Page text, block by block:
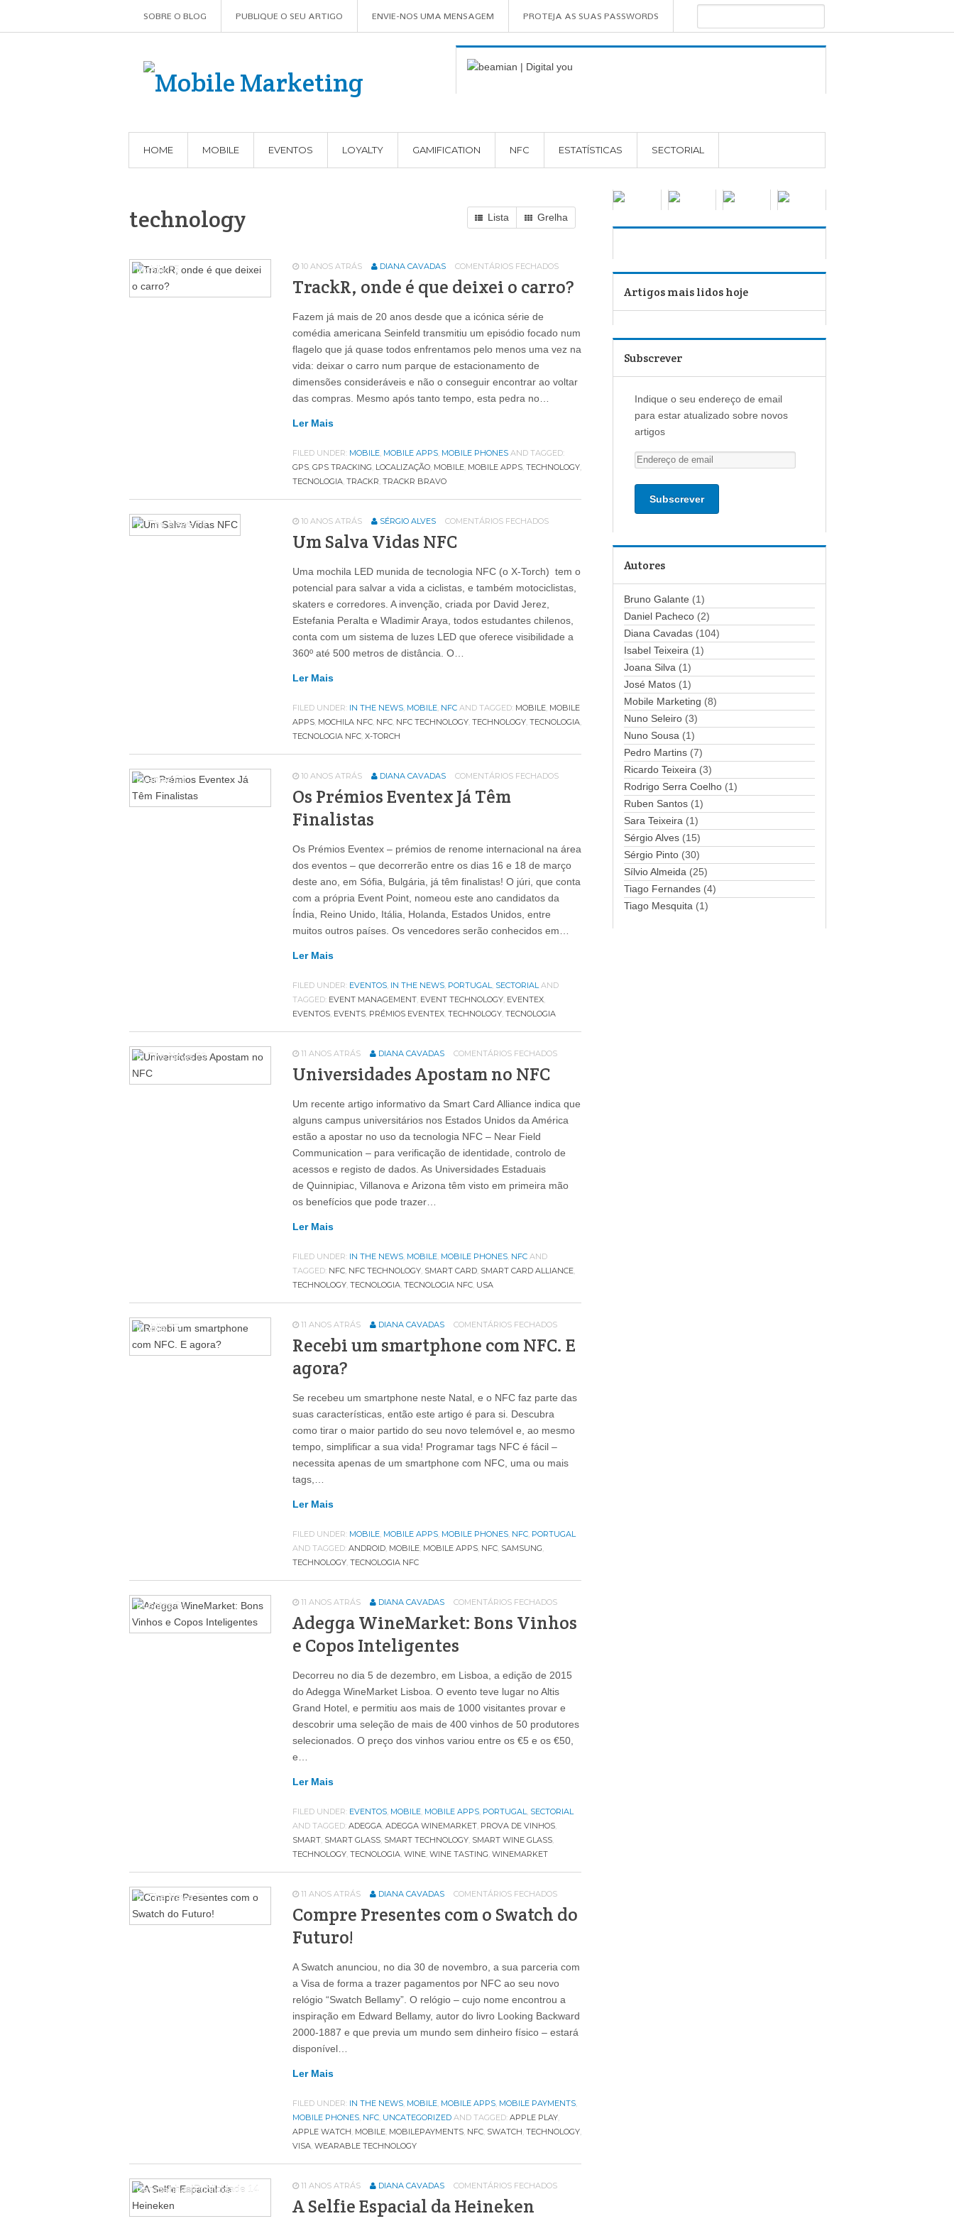
SOBRE O BLOG PUBLIQUE O SEU ARTIGO ENVIE-NOS UMA MENSAGEM PROTEJA AS SUAS PASSWORDS
HOME MOBILE EVENTOS LOYALTY GAMIFICATION NFC ESTATÍSTICAS SECTORIAL
technology Lista Grelha
Mobile 75 10 ANOS ATRÁS DIANA CAVADAS COMENTÁRIOS FECHADOS
TrackR, onde é que deixei o carro?
Fazem já mais de 20 anos desde que a icónica série de
comédia americana Seinfeld transmitiu um episódio focado num
flagelo que já quase todos enfrentamos pelo menos uma vez na
vida: deixar o carro num parque de estacionamento de
dimensões consideráveis e não o conseguir encontrar ao voltar
das compras. Mesmo após tanto tempo, esta pedra no…
Ler Mais
FILED UNDER: MOBILE, MOBILE APPS, MOBILE PHONES AND TAGGED:
GPS, GPS TRACKING, LOCALIZAÇÃO, MOBILE, MOBILE APPS, TECHNOLOGY,
TECNOLOGIA, TRACKR, TRACKR BRAVO
In The News79 10 ANOS ATRÁS SÉRGIO ALVES COMENTÁRIOS FECHADOS
Um Salva Vidas NFC
Uma mochila LED munida de tecnologia NFC (o X-Torch) tem o
potencial para salvar a vida a ciclistas, e também motociclistas,
skaters e corredores. A invenção, criada por David Jerez,
Estefania Peralta e Wladimir Araya, todos estudantes chilenos,
conta com um sistema de luzes LED que oferece visibilidade a
360º até 500 metros de distância. O…
Ler Mais
FILED UNDER: IN THE NEWS, MOBILE, NFC AND TAGGED: MOBILE, MOBILE
APPS, MOCHILA NFC, NFC, NFC TECHNOLOGY, TECHNOLOGY, TECNOLOGIA,
TECNOLOGIA NFC, X-TORCH
Eventos 64 10 ANOS ATRÁS DIANA CAVADAS COMENTÁRIOS FECHADOS
Os Prémios Eventex Já Têm
Finalistas
Os Prémios Eventex – prémios de renome internacional na área
dos eventos – que decorrerão entre os dias 16 e 18 de março
deste ano, em Sófia, Bulgária, já têm finalistas! O júri, que conta
com a própria Event Point, nomeou este ano candidatos da
Índia, Reino Unido, Itália, Holanda, Estados Unidos, entre
muitos outros países. Os vencedores serão conhecidos em…
Ler Mais
FILED UNDER: EVENTOS, IN THE NEWS, PORTUGAL, SECTORIAL AND
TAGGED: EVENT MANAGEMENT, EVENT TECHNOLOGY, EVENTEX,
EVENTOS, EVENTS, PRÉMIOS EVENTEX, TECHNOLOGY, TECNOLOGIA
In The News79 11 ANOS ATRÁS DIANA CAVADAS COMENTÁRIOS FECHADOS
Universidades Apostam no NFC
Um recente artigo informativo da Smart Card Alliance indica que
alguns campus universitários nos Estados Unidos da América
estão a apostar no uso da tecnologia NFC – Near Field
Communication – para verificação de identidade, controlo de
acessos e registo de dados. As Universidades Estaduais
de Quinnipiac, Villanova e Arizona têm visto em primeira mão
os benefícios que pode trazer…
Ler Mais
FILED UNDER: IN THE NEWS, MOBILE, MOBILE PHONES, NFC AND
TAGGED: NFC, NFC TECHNOLOGY, SMART CARD, SMART CARD ALLIANCE,
TECHNOLOGY, TECNOLOGIA, TECNOLOGIA NFC, USA
Mobile75 11 ANOS ATRÁS DIANA CAVADAS COMENTÁRIOS FECHADOS
Recebi um smartphone com NFC. E
agora?
Se recebeu um smartphone neste Natal, e o NFC faz parte das
suas características, então este artigo é para si. Descubra
como tirar o maior partido do seu novo telemóvel e, ao mesmo
tempo, simplificar a sua vida! Programar tags NFC é fácil –
necessita apenas de um smartphone com NFC, uma ou mais
tags,…
Ler Mais
FILED UNDER: MOBILE, MOBILE APPS, MOBILE PHONES, NFC, PORTUGAL
AND TAGGED: ANDROID, MOBILE, MOBILE APPS, NFC, SAMSUNG,
TECHNOLOGY, TECNOLOGIA NFC
Eventos 64 11 ANOS ATRÁS DIANA CAVADAS COMENTÁRIOS FECHADOS
Adegga WineMarket: Bons Vinhos
e Copos Inteligentes
Decorreu no dia 5 de dezembro, em Lisboa, a edição de 2015
do Adegga WineMarket Lisboa. O evento teve lugar no Altis
Grand Hotel, e permitiu aos mais de 1000 visitantes provar e
descobrir uma seleção de mais de 400 vinhos de 50 produtores
selecionados. O preço dos vinhos variou entre os €5 e os €50,
e…
Ler Mais
FILED UNDER: EVENTOS, MOBILE, MOBILE APPS, PORTUGAL, SECTORIAL
AND TAGGED: ADEGGA, ADEGGA WINEMARKET, PROVA DE VINHOS,
SMART, SMART GLASS, SMART TECHNOLOGY, SMART WINE GLASS,
TECHNOLOGY, TECNOLOGIA, WINE, WINE TASTING, WINEMARKET
In The News79 11 ANOS ATRÁS DIANA CAVADAS COMENTÁRIOS FECHADOS
Compre Presentes com o Swatch do
Futuro!
A Swatch anunciou, no dia 30 de novembro, a sua parceria com
a Visa de forma a trazer pagamentos por NFC ao seu novo
relógio “Swatch Bellamy”. O relógio – cujo nome encontrou a
inspiração em Edward Bellamy, autor do livro Looking Backward
2000-1887 e que previa um mundo sem dinheiro físico – estará
disponível…
Ler Mais
FILED UNDER: IN THE NEWS, MOBILE, MOBILE APPS, MOBILE PAYMENTS,
MOBILE PHONES, NFC, UNCATEGORIZED AND TAGGED: APPLE PLAY,
APPLE WATCH, MOBILE, MOBILEPAYMENTS, NFC, SWATCH, TECHNOLOGY,
VISA, WEARABLE TECHNOLOGY
Campanhas|Publicidade 14 11 ANOS ATRÁS DIANA CAVADAS COMENTÁRIOS FECHADOS
A Selfie Espacial da Heineken
Artigos mais lidos hoje
Subscrever
Indique o seu endereço de email
para estar atualizado sobre novos
artigos
E
n
d
o
d
e
e
m
a
i
l
Autores
Bruno Galante (1)
Daniel Pacheco (2)
Diana Cavadas (104)
Isabel Teixeira (1)
Joana Silva (1)
José Matos (1)
Mobile Marketing (8)
Nuno Seleiro (3)
Nuno Sousa (1)
Pedro Martins (7)
Ricardo Teixeira (3)
Rodrigo Serra Coelho (1)
Ruben Santos (1)
Sara Teixeira (1)
Sérgio Alves (15)
Sérgio Pinto (30)
Sílvio Almeida (25)
Tiago Fernandes (4)
Tiago Mesquita (1)